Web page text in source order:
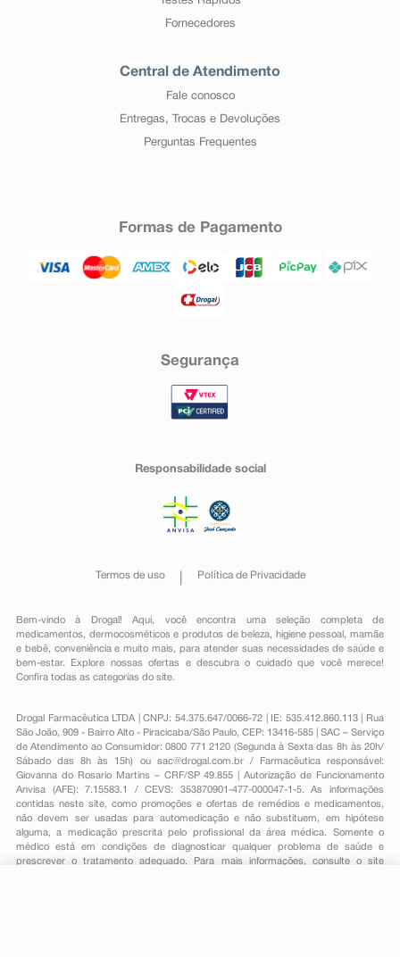
Fornecedores
Central de Atendimento
Fale conosco
Entregas, Trocas e Devoluções
Perguntas Frequentes
Formas de Pagamento
Segurança
Responsabilidade social
Termos de uso Política de Privacidade
Bem-vindo à Drogal! Aqui, você encontra uma seleção completa de
medicamentos , dermocosméticos e produtos de beleza, higiene pessoal ,mamãe
e bebê, conveniênciae muito mais, para atender suas necessidades de saúde e
bem-estar. Explore nossas ofertas e descubra o cuidado que você merece!
Confira todas as categorias do site.
Drogal Farmacêutica LTDA | CNPJ: 54.375.647/0066-72 | IE: 535.412.860.113 | Rua
São João, 909 - Bairro Alto - Piracicaba/São Paulo, CEP: 13416-585 | SAC – Serviço
de Atendimento ao Consumidor: 0800 771 2120 (Segunda à Sexta das 8h às 20h/
Sábado das 8h às 15h) ou sac@drogal.com.br/ Farmacêutica responsável:
Giovanna do Rosario Martins – CRF/SP 49.855 | Autorização de Funcionamento
Anvisa (AFE): 7.15583.1 / CEVS: 353870901-477-000047-1-5. As informações
contidas neste site, como promoções e ofertas de remédios e medicamentos,
não devem ser usadas para automedicação e não substituem, em hipótese
alguma, a medicação prescrita pelo profissional da área médica. Somente o
médico está em condições de diagnosticar qualquer problema de saúde e
prescrever o tratamento adequado. Para mais informações, consulte o site